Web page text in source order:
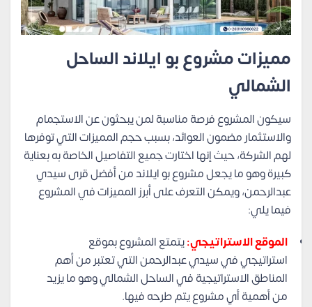
مميزات مشروع بو ايلاند الساحل
الشمالي
سيكون المشروع فرصة مناسبة لمن يبحثون عن الاستجمام
والاستثمار مضمون العوائد، بسبب حجم المميزات التي توفرها
لهم الشركة، حيث إنها اختارت جميع التفاصيل الخاصة به بعناية
كبيرة وهو ما يجعل مشروع بو ايلاند من أفضل قرى سيدي
عبدالرحمن، ويمكن التعرف على أبرز المميزات في المشروع
فيما يلي:
الموقع الاستراتيجي:يتمتع المشروع بموقع
استراتيجي في سيدي عبدالرحمن التي تعتبر من أهم
المناطق الاستراتيجية في الساحل الشمالي وهو ما يزيد
من أهمية أي مشروع يتم طرحه فيها.